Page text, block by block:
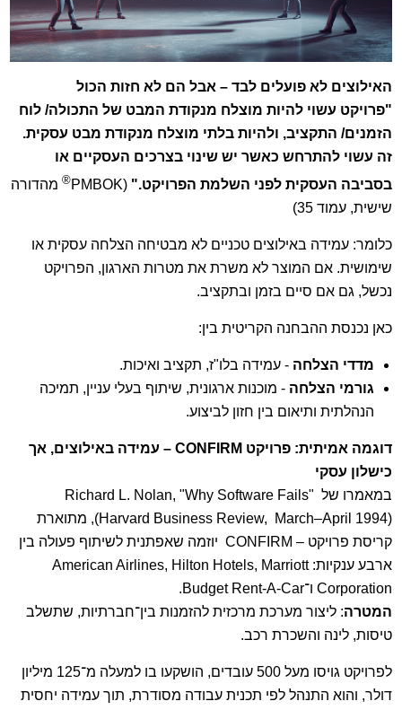
האילוצים לא פועלים לבד – אבל הם לא חזות הכול
"פרויקט עשוי להיות מוצלח מנקודת המבט של התכולה/ לוח
הזמנים/ התקציב, ולהיות בלתי מוצלח מנקודת מבט עסקית.
זה עשוי להתרחש כאשר יש שינוי בצרכים העסקיים או
בסביבה העסקית לפני השלמת הפרויקט."(PMBOK
® מהדורה
שישית, עמוד 35)
כלומר: עמידה באילוצים טכניים לא מבטיחה הצלחה עסקית או
שימושית. אם המוצר לא משרת את מטרות הארגון, הפרויקט
נכשל, גם אם סיים בזמן ובתקציב.
כאן נכנסת ההבחנה הקריטית בין:
מדדי הצלחה - עמידה בלו"ז, תקציב ואיכות.
גורמי הצלחה - מוכנות ארגונית, שיתוף בעלי עניין, תמיכה
הנהלתית ותיאום בין חזון לביצוע.
דוגמה אמיתית: פרויקט
CONFIRM – עמידה באילוצים, אך
כישלון עסקי
במאמרו של Richard L. Nolan, "Why Software Fails"
(Harvard Business Review, March–April 1994), מתוארת
קריסת פרויקט – CONFIRM יוזמה שאפתנית לשיתוף פעולה בין
ארבע ענקיות: American Airlines, Hilton Hotels, Marriott
Corporation ו־Budget Rent-A-Car.
המטרה: ליצור מערכת מרכזית להזמנות בין־חברתיות, שתשלב
טיסות, לינה והשכרת רכב.
לפרויקט גויסו מעל 500 עובדים, הושקעו בו למעלה מ־125 מיליון
דולר, והוא התנהל לפי תכנית עבודה מסודרת, תוך עמידה יחסית